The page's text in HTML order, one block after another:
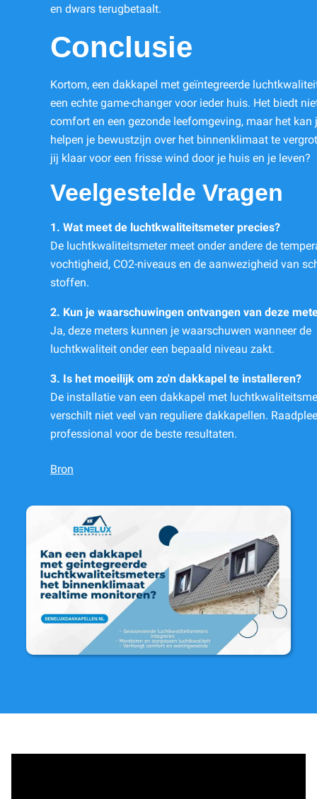
en dwars terugbetaalt.
Conclusie
Kortom, een dakkapel met geïntegreerde
een echte game-changer voor ieder huis. Het biedt
comfort en een gezonde leefomgeving, maar het kan
helpen je bewustzijn over het binnenklimaat te
jij klaar voor een frisse wind door je huis en je leven?
Veelgestelde Vragen
1. Wat meet de luchtkwaliteitsmeter precies?
De luchtkwaliteitsmeter meet onder andere de
vochtigheid, CO2-niveaus en de aanwezigheid van
stoffen.
2. Kun je waarschuwingen ontvangen van deze
Ja, deze meters kunnen je waarschuwen wanneer de
luchtkwaliteit onder een bepaald niveau zakt.
3. Is het moeilijk om zo'n dakkapel te installeren?
De installatie van een dakkapel met
verschilt niet veel van reguliere dakkapellen.
professional voor de beste resultaten.
Bron